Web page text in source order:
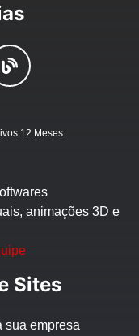
12 Meses
animações 3D e
Sites
sua empresa